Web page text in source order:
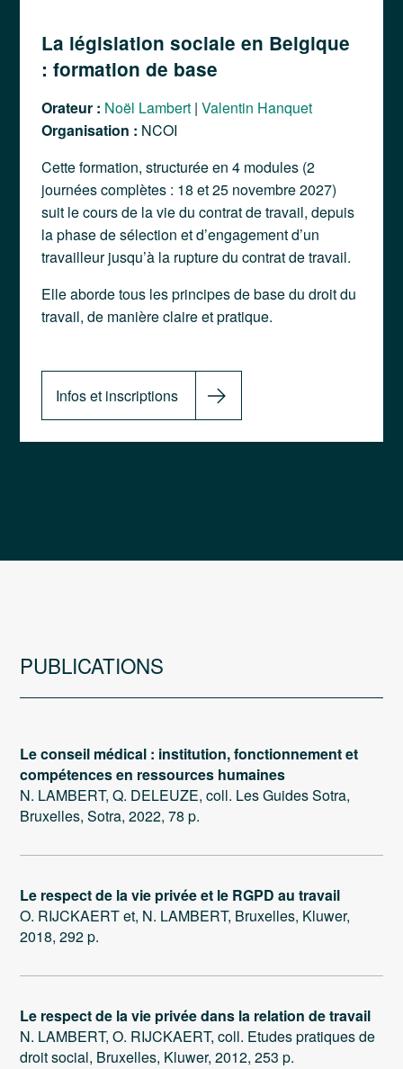
La législation sociale en Belgique
: formation de base
Orateur : Noël Lambert |Valentin Hanquet
Organisation : NCOI
Cette formation, structurée en 4 modules (2
journées complètes : 18 et 25 novembre 2027)
suit le cours de la vie du contrat de travail, depuis
la phase de sélection et d’engagement d’un
travailleur jusqu’à la rupture du contrat de travail.
Elle aborde tous les principes de base du droit du
travail, de manière claire et pratique.
Infos et inscriptions
PUBLICATIONS
Le conseil médical : institution, fonctionnement et
compétences en ressources humaines
N. LAMBERT, Q. DELEUZE, coll. Les Guides Sotra,
Bruxelles, Sotra, 2022, 78 p.
Le respect de la vie privée et le RGPD au travail
O. RIJCKAERT et, N. LAMBERT, Bruxelles, Kluwer,
2018, 292 p.
Le respect de la vie privée dans la relation de travail
N. LAMBERT, O. RIJCKAERT, coll. Etudes pratiques de
droit social, Bruxelles, Kluwer, 2012, 253 p.